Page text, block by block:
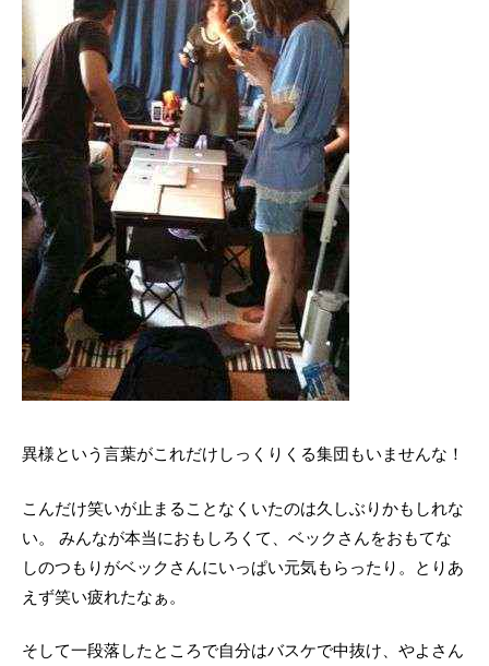
異様という言葉がこれだけしっくりくる集団もいませんな！
こんだけ笑いが止まることなくいたのは久しぶりかもしれな
い。 みんなが本当におもしろくて、ベックさんをおもてな
しのつもりがベックさんにいっぱい元気もらったり。とりあ
えず笑い疲れたなぁ。
そして一段落したところで自分はバスケで中抜け、やよさん